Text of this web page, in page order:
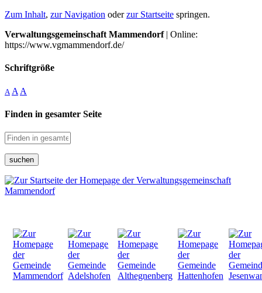
Zum Inhalt, zur Navigation oderzur Startseite springen.
Verwaltungsgemeinschaft Mammendorf| Online:
https://www.vgmammendorf.de/
Schriftgröße
A A A
Finden in gesamter Seite
suchen